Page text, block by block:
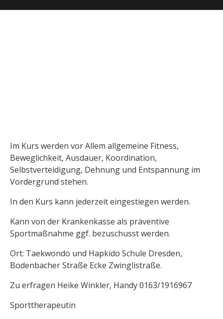
Im Kurs werden vor Allem allgemeine Fitness,
Beweglichkeit, Ausdauer, Koordination,
Selbstverteidigung, Dehnung und Entspannung im
Vordergrund stehen.
In den Kurs kann jederzeit eingestiegen werden.
Kann von der Krankenkasse als präventive
Sportmaßnahme ggf. bezuschusst werden.
Ort: Taekwondo und Hapkido Schule Dresden,
Bodenbacher Straße Ecke Zwinglistraße.
Zu erfragen Heike Winkler, Handy 0163/1916967
Sporttherapeutin